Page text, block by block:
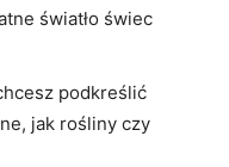
światło świec
podkreślić
jak rośliny czy